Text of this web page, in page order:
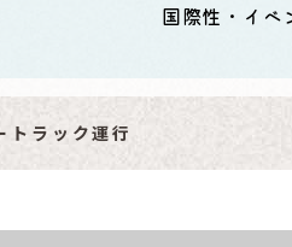
イベントギャ
その他
国際性・イベ
トラック運行